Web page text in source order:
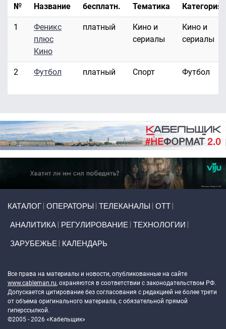
№ Название
бесплатн.
Тематика Категория
1
Феникс
плюс
Кино
платный
Кино и
сериалы
Кино и
сериалы
2 Футбол платный Спорт Футбол
КАТАЛОГ ОПЕРАТОРЫ ТЕЛЕКАНАЛЫ ОТТ
АНАЛИТИКА РЕГУЛИРОВАНИЕ ТЕХНОЛОГИИ
ЗАРУБЕЖЬЕ КАЛЕНДАРЬ
Все права на материалы и новости, опубликованные на сайте
www.cableman.ru, охраняются в соответствии с законодательством РФ.
Допускается цитирование без согласования с редакцией не более трети
от объема оригинального материала, с обязательной прямой
гиперссылкой.
©2005 - 2026 «Кабельщик»